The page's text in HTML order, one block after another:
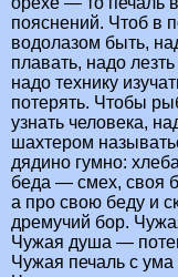
пояснений. Чтоб в
водолазом быть,
плавать, надо
надо технику
потерять. Чтобы
узнать человека,
шахтером
дядино гумно:
беда — смех, своя
а про свою беду и
дремучий бор.
Чужая душа —
Чужая печаль с ума